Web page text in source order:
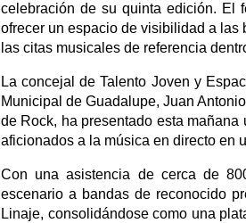
celebración de su quinta edición. El
ofrecer un espacio de visibilidad a las
las citas musicales de referencia
La concejal de Talento Joven y
Municipal de Guadalupe, Juan
de Rock, ha presentado esta
aficionados a la música en directo en
Con una asistencia de cerca de
escenario a bandas de reconocido
Linaje, consolidándose como una